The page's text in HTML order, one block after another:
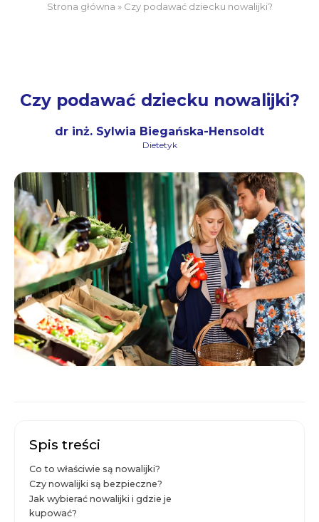
Strona główna » Czy podawać dziecku nowalijki?
Czy podawać dziecku nowalijki?
dr inż. Sylwia Biegańska-Hensoldt
Dietetyk
Spis treści
Co to właściwie są nowalijki?
Czy nowalijki są bezpieczne?
Jak wybierać nowalijki i gdzie je
kupować?